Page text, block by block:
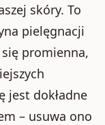
skóry. To
pielęgnacji
promienna,
jest dokładne
– usuwa ono